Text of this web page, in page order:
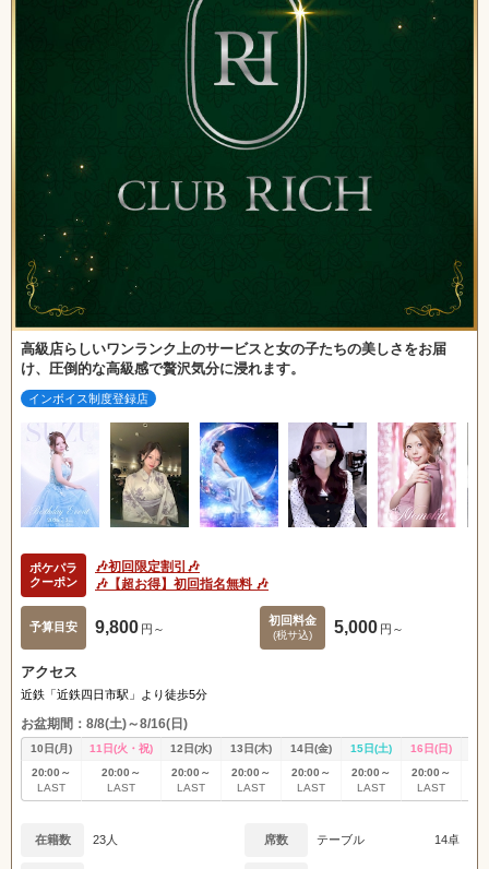
高級店らしいワンランク上のサービスと女の子たちの美しさをお届
け、圧倒的な高級感で贅沢気分に浸れます。
インボイス制度登録店
ポケパラ
クーポン
🎶初回限定割引🎶
🎶【超お得】初回指名無料 🎶
予算目安 9,800 円～
初回料金
(税サ込) 5,000 円～
アクセス
近鉄「近鉄四日市駅」より徒歩5分
お盆期間：8/8(土)～8/16(日)
10日(月) 11日(火・祝) 12日(水) 13日(木) 14日(金) 15日(土) 16日(日)
20:00～
LAST
20:00～
LAST
20:00～
LAST
20:00～
LAST
20:00～
LAST
20:00～
LAST
20:00～
LAST
在籍数 23人 席数 テーブル 14卓